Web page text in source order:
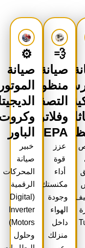
💨
صيانة
منظومة
التصفية
وفلاتر
HEPA
عزز
قوة
مكنستك
وجودة
الهواء
داخل
منزلك
صيانة
الموتور
الديجيتال
وكروت
الباور
خبير
صيانة
المحركات
الرقمية
(Digital
Inverter
Motors)
وحلول